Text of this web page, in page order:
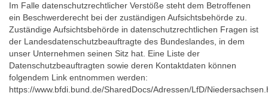
Im Falle datenschutzrechtlicher Verstöße steht dem Betroffenen
ein Beschwerderecht bei der zuständigen Aufsichtsbehörde zu.
Zuständige Aufsichtsbehörde in datenschutzrechtlichen Fragen ist
der Landesdatenschutzbeauftragte des Bundeslandes, in dem
unser Unternehmen seinen Sitz hat. Eine Liste der
Datenschutzbeauftragten sowie deren Kontaktdaten können
folgendem Link entnommen werden:
https://www.bfdi.bund.de/SharedDocs/Adressen/LfD/